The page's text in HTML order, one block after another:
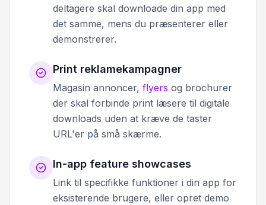
deltagere skal downloade din app med
det samme, mens du præsenterer eller
demonstrerer.
Print reklamekampagner
Magasin annoncer, flyers og brochurer
der skal forbinde print læsere til digitale
downloads uden at kræve de taster
URL'er på små skærme.
In-app feature showcases
Link til specifikke funktioner i din app for
eksisterende brugere, eller opret demo